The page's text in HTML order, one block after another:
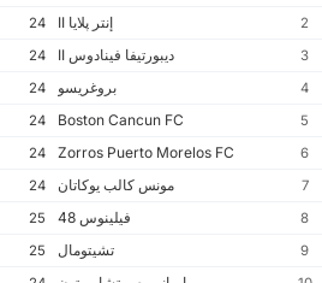
2
إنتر پلايا II 24
3
ديبورتيفا فينادوس II 24
4
بروغريسو 24
5
24
6
24
7
مونس كالب يوكاتان 24
8
فيلينوس 48 25
9
تشيتومال 25